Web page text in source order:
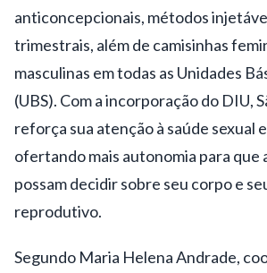
anticoncepcionais, métodos
trimestrais, além de camisinhas
masculinas em todas as Unidades
(UBS). Com a incorporação do DIU,
reforça sua atenção à saúde sexual
ofertando mais autonomia para que
possam decidir sobre seu corpo e
reprodutivo.
Segundo Maria Helena Andrade,